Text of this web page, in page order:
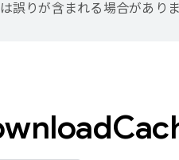
誤りが含まれる場合がありま